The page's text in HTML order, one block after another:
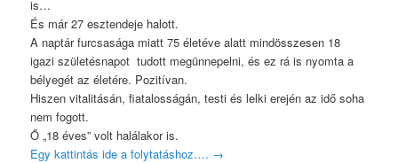
is…
És már 27 esztendeje halott.
A naptár furcsasága miatt 75 életéve alatt mindösszesen 18
igazi születésnapot tudott megünnepelni, és ez rá is nyomta a
bélyegét az életére. Pozitívan.
Hiszen vitalitásán, fiatalosságán, testi és lelki erején az idő soha
nem fogott.
Ő „18 éves” volt halálakor is.
Egy kattintás ide a folytatáshoz…. →